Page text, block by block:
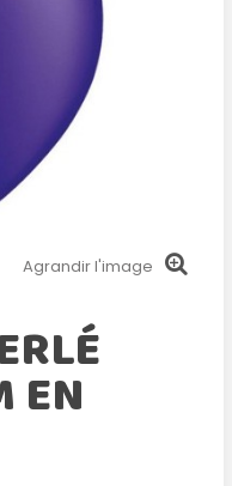
Agrandir l'image
EN